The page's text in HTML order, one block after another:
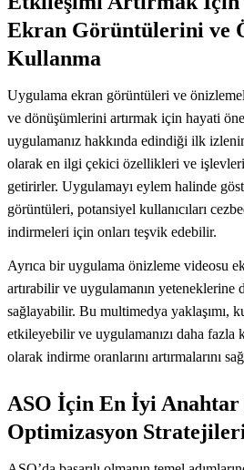
Ekran Görüntülerini ve
Kullanma
Uygulama ekran görüntüleri ve
ve dönüşümlerini artırmak için hayati
uygulamanız hakkında edindiği ilk
olarak en ilgi çekici özellikleri ve
getirirler. Uygulamayı eylem halinde
görüntüleri, potansiyel kullanıcıları
indirmeleri için onları teşvik edebilir.
Ayrıca bir uygulama önizleme videosu
artırabilir ve uygulamanın yeteneklerine
sağlayabilir. Bu multimedya yaklaşımı,
etkileyebilir ve uygulamanızı daha fazla
olarak indirme oranlarını artırmalarını
ASO İçin En İyi
Optimizasyon